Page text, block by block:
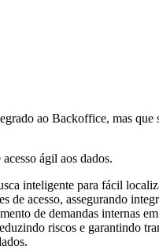
ao Backoffice, mas que
ágil aos dados.
inteligente para fácil
de acesso, assegurando
de demandas internas
riscos e garantindo